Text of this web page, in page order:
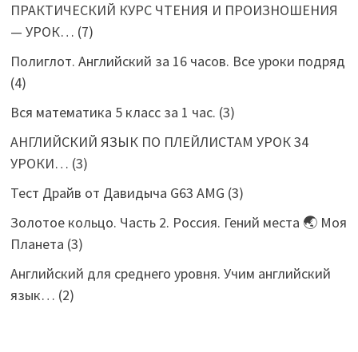
ПРАКТИЧЕСКИЙ КУРС ЧТЕНИЯ И ПРОИЗНОШЕНИЯ
— УРОК… (7)
Полиглот. Английский за 16 часов. Все уроки подряд
(4)
Вся математика 5 класс за 1 час. (3)
АНГЛИЙСКИЙ ЯЗЫК ПО ПЛЕЙЛИСТАМ УРОК 34
УРОКИ… (3)
Тест Драйв от Давидыча G63 AMG (3)
Золотое кольцо. Часть 2. Россия. Гений места 🌏 Моя
Планета (3)
Английский для среднего уровня. Учим английский
язык… (2)